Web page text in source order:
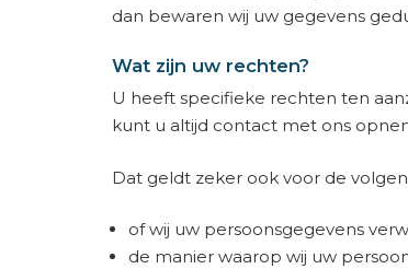
dan bewaren wij uw gegevens
Wat zijn uw rechten?
U heeft specifieke rechten ten
kunt u altijd contact met ons
Dat geldt zeker ook voor de
of wij uw persoonsgegevens
de manier waarop wij uw